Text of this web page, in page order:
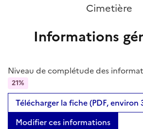
Cimetière
Informations
Niveau de complétude des
21%
Télécharger la fiche (PDF, environ
Modifier ces informations